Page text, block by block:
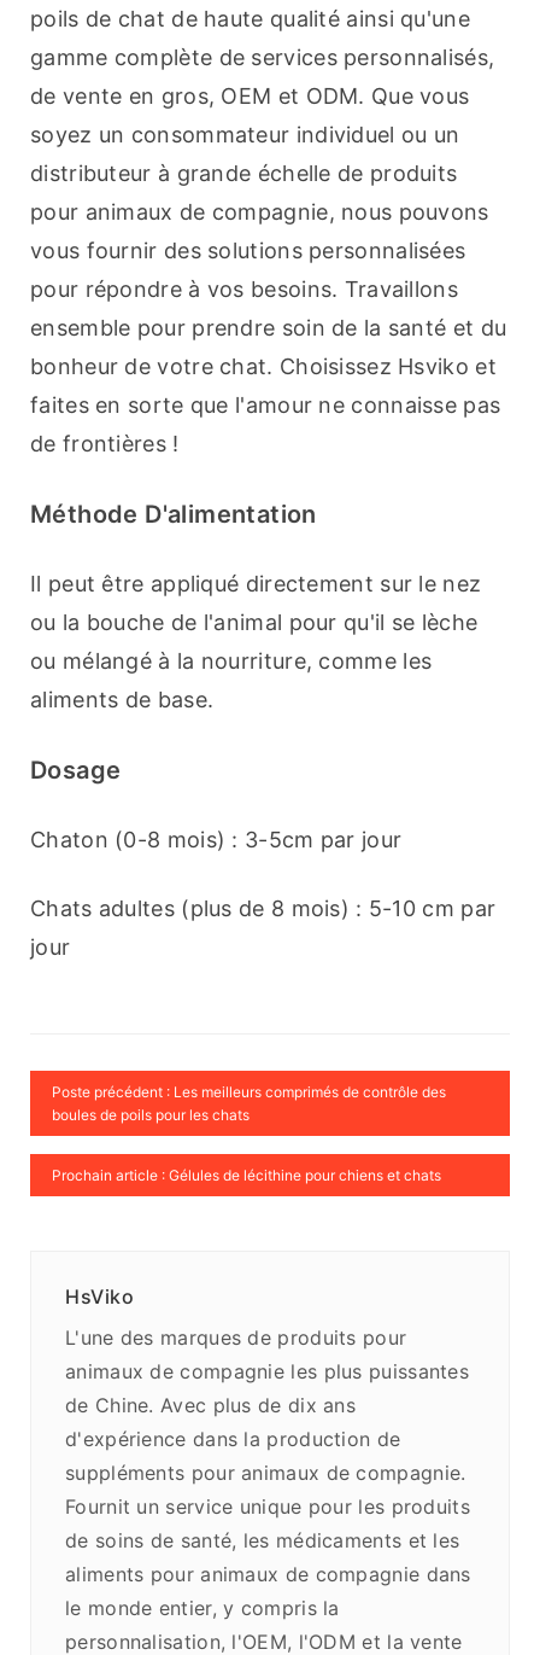
poils de chat de haute qualité ainsi qu'une
gamme complète de services personnalisés,
de vente en gros, OEM et ODM. Que vous
soyez un consommateur individuel ou un
distributeur à grande échelle de produits
pour animaux de compagnie, nous pouvons
vous fournir des solutions personnalisées
pour répondre à vos besoins. Travaillons
ensemble pour prendre soin de la santé et du
bonheur de votre chat. Choisissez Hsviko et
faites en sorte que l'amour ne connaisse pas
de frontières !
Méthode D'alimentation
Il peut être appliqué directement sur le nez
ou la bouche de l'animal pour qu'il se lèche
ou mélangé à la nourriture, comme les
aliments de base.
Dosage
Chaton (0-8 mois) : 3-5cm par jour
Chats adultes (plus de 8 mois) : 5-10 cm par
jour
Poste précédent : Les meilleurs comprimés de contrôle des
boules de poils pour les chats
Prochain article : Gélules de lécithine pour chiens et chats
HsViko
L'une des marques de produits pour
animaux de compagnie les plus puissantes
de Chine. Avec plus de dix ans
d'expérience dans la production de
suppléments pour animaux de compagnie.
Fournit un service unique pour les produits
de soins de santé, les médicaments et les
aliments pour animaux de compagnie dans
le monde entier, y compris la
personnalisation, l'OEM, l'ODM et la vente